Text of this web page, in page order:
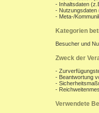
- Inhaltsdaten
- Nutzungsdaten
- Meta-/
Kategorien
Besucher und
Zweck der
-
- Beantwortung
-
-
Verwendete